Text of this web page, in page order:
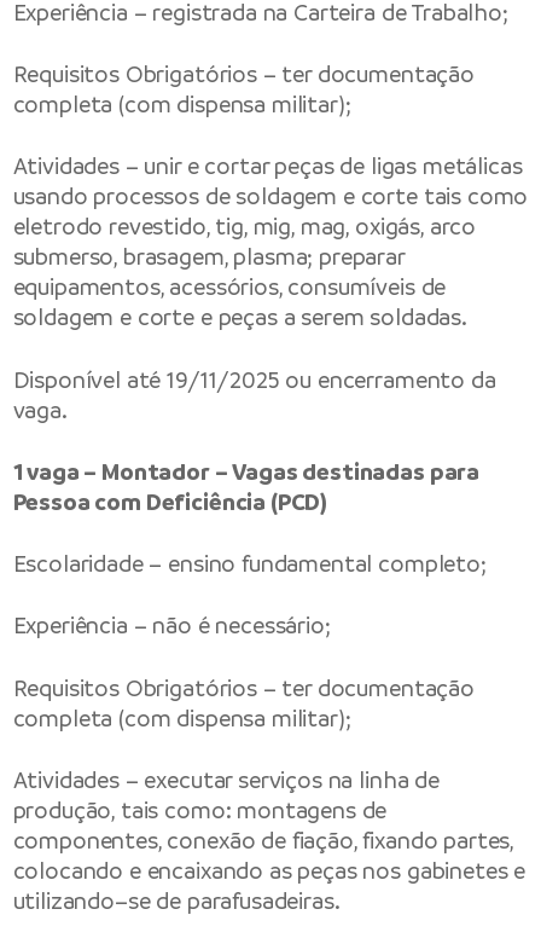
Experiência – registrada na Carteira de Trabalho;
Requisitos Obrigatórios – ter documentação
completa (com dispensa militar);
Atividades – unir e cortar peças de ligas metálicas
usando processos de soldagem e corte tais como
eletrodo revestido, tig, mig, mag, oxigás, arco
submerso, brasagem, plasma; preparar
equipamentos, acessórios, consumíveis de
soldagem e corte e peças a serem soldadas.
Disponível até 19/11/2025 ou encerramento da
vaga.
1 vaga – Montador – Vagas destinadas para
Pessoa com Deficiência (PCD)
Escolaridade – ensino fundamental completo;
Experiência – não é necessário;
Requisitos Obrigatórios – ter documentação
completa (com dispensa militar);
Atividades – executar serviços na linha de
produção, tais como: montagens de
componentes, conexão de fiação, fixando partes,
colocando e encaixando as peças nos gabinetes e
utilizando–se de parafusadeiras.